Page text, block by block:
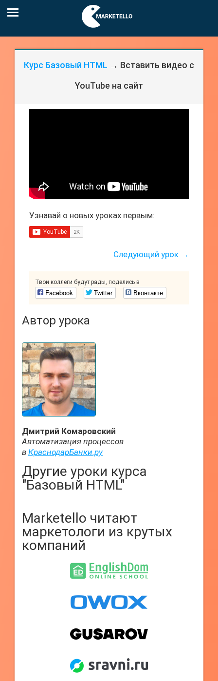
Курс Базовый HTML → Вставить видео с
YouTube на сайт
Узнавай о новых уроках первым:
Следующий урок →
Твои коллеги будут рады, поделись в
Facebook Twitter Вконтакте
Автор урока
Дмитрий Комаровский
Автоматизация процессов
в КраснодарБанки.ру
Другие уроки курса
"Базовый HTML"
Marketello читают
маркетологи из крутых
компаний